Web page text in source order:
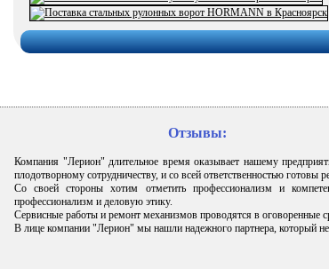
Отзывы:
Компания "Лерион" длительное время оказывает нашему
плодотворному сотрудничеству, и со всей ответственностью
Со своей стороны хотим отметить профессионализм и
профессионализм и деловую этику.
Сервисные работы и ремонт механизмов проводятся в оговоренные
В лице компании "Лерион" мы нашли надежного партнера, который не